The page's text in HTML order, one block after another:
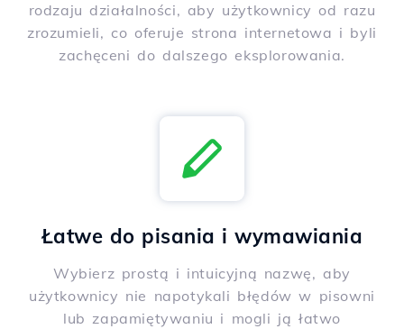
rodzaju działalności, aby użytkownicy od razu
zrozumieli, co oferuje strona internetowa i byli
zachęceni do dalszego eksplorowania.
Łatwe do pisania i wymawiania
Wybierz prostą i intuicyjną nazwę, aby
użytkownicy nie napotykali błędów w pisowni
lub zapamiętywaniu i mogli ją łatwo